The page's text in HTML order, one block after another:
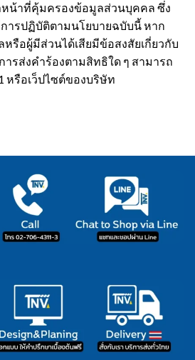
หน้าที่คุ้มครองข้อมูลส่วนบุคคล ซึ่ง
ารปฏิบัติตามนโยบายฉบับนี้ หาก
รือผู้มีส่วนได้เสียมีข้อสงสัยเกี่ยวกับ
รส่งคำร้องตามสิทธิใด ๆ สามารถ
หรือเว็ปไซต์ของบริษัท